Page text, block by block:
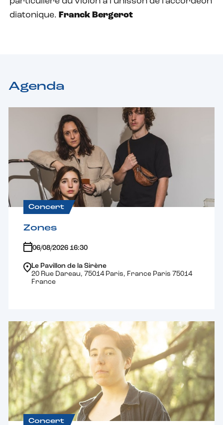
diatonique. Franck Bergerot
Agenda
Concert
Zones
06/08/2026 16:30
Le Pavillon de la Sirène
20 Rue Dareau, 75014 Paris, France Paris 75014
France
Concert